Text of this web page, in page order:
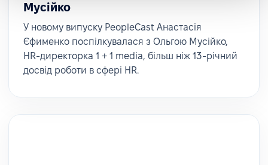
Мусійко
У новому випуску PeopleCast Анастасія
Єфименко поспілкувалася з Ольгою Мусійко,
HR-директорка 1 + 1 media, більш ніж 13-річний
досвід роботи в сфері HR.